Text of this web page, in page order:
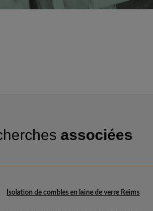
associées
Isolation de combles en laine de verre Reims